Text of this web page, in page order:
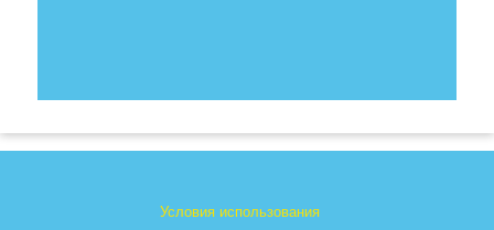
Условия использования